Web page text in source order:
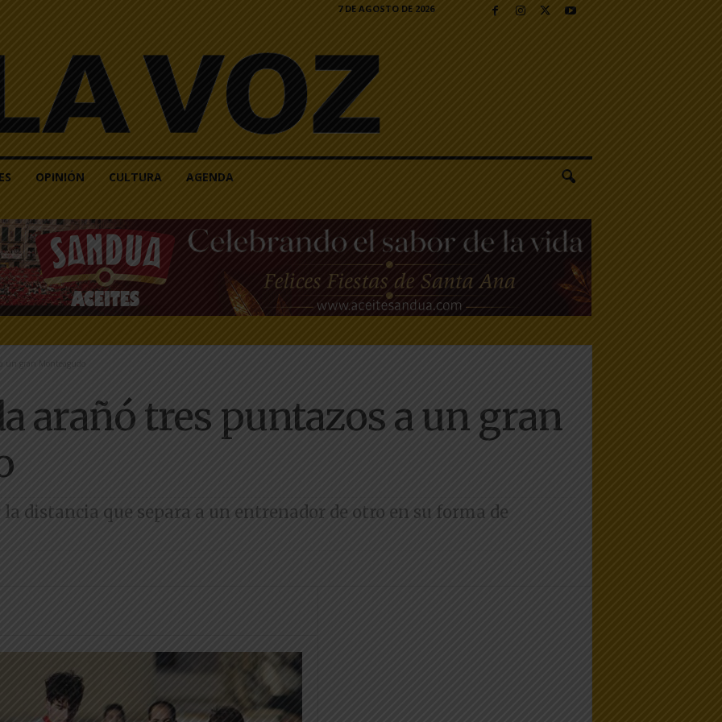
7 DE AGOSTO DE 2026
OPINIÓN CULTURA AGENDA
un gran Monteagudo
arañó tres puntazos a un gran
distancia que separa a un entrenador de otro en su forma de